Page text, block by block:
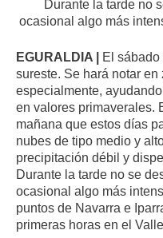
Durante la tarde no
ocasional algo más
EGURALDIA |
El
sureste. Se hará notar en
especialmente,
en valores primaverales.
mañana que estos días
nubes de tipo medio y
precipitación débil y
Durante la tarde no se
ocasional algo más
puntos de Navarra e
primeras horas en el